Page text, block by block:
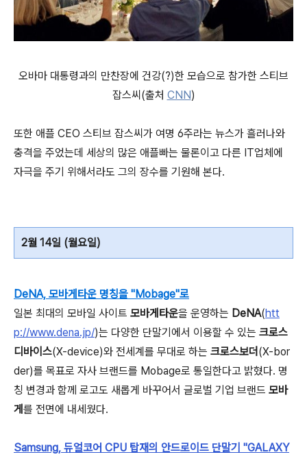
오바마 대통령과의 만찬장에 건강(?)한 모습으로 참가한 스티브
잡스씨(출처 CNN)
또한 애플 CEO 스티브 잡스씨가 여명 6주라는 뉴스가 흘러나와
충격을 주었는데 세상의 많은 애플빠는 물론이고 다른 IT업체에
자극을 주기 위해서라도 그의 장수를 기원해 본다.
2월 14일 (월요일)
DeNA, 모바게타운 명칭을 "Mobage"로
일본 최대의 모바일 사이트 모바게타운을 운영하는 DeNA(htt
p://www.dena.jp/)는 다양한 단말기에서 이용할 수 있는 크로스
디바이스(X-device)와 전세계를 무대로 하는 크로스보더 (X-bor
der)를 목표로 자사 브랜드를 Mobage로 통일한다고 밝혔다. 명
칭 변경과 함께 로고도 새롭게 바꾸어서 글로벌 기업 브랜드 모바
게 를 전면에 내세웠다.
Samsung, 듀얼코어 CPU 탑재의 안드로이드 단말기 "GALAXY